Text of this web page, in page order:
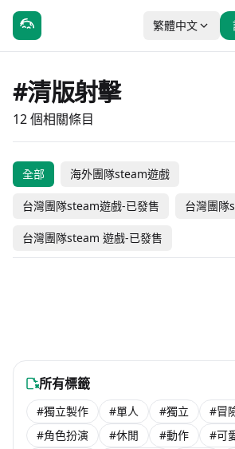
繁體中文
#清版射擊
12 個相關條目
全部 海外團隊steam遊戲
台灣團隊steam遊戲-已發售 台灣團隊
台灣團隊steam 遊戲-已發售
无望之海
#動作 #冒險
絕境
#動作
異能特務 女武
節奏魔女 舞動的骷髏
星灼
孤狼
NT$ 408
所有標籤
#獨立製作 #單人 #獨立 #冒
#角色扮演
#休閒 #動作 #可